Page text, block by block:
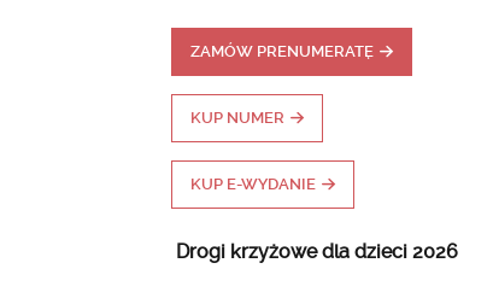
ZAMÓW PRENUMERATĘ
KUP NUMER
KUP E-WYDANIE
Drogi krzyżowe dla dzieci 2026